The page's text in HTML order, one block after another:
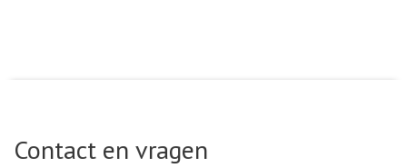
Contact en vragen